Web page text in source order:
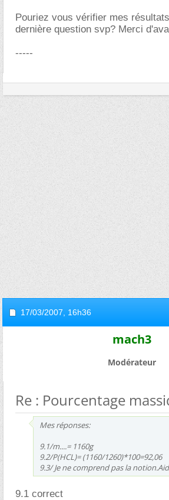
Pouriez vous vérifier mes
dernière question svp? Merci
-----
17/03/2007, 16h36
mach3
Modérateur
Re : Pourcentage
Mes réponses:
9.1/m....= 1160g
9.2/P(HCL)= (1160/1260)*100=92,06
9.3/ Je ne comprend pas la
9.1 correct